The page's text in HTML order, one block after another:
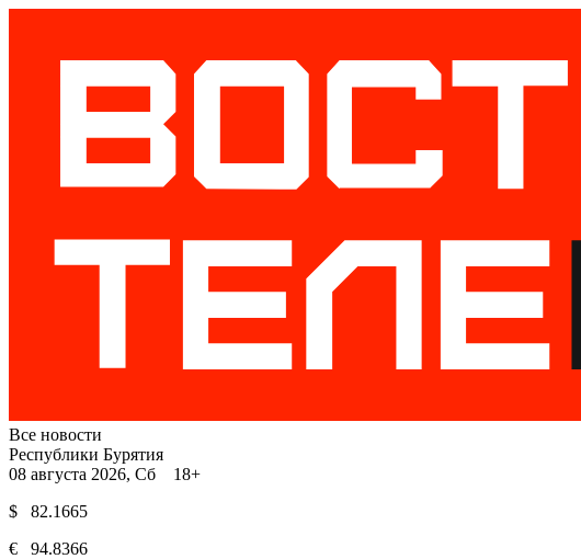
Все новости
Республики Бурятия
08 августа 2026, Сб 18+
$ 82.1665
€ 94.8366